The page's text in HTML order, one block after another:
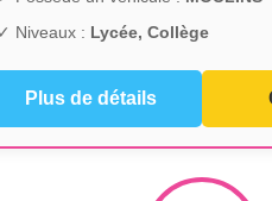
✓ Niveaux : Lycée, Collège
Plus de détails